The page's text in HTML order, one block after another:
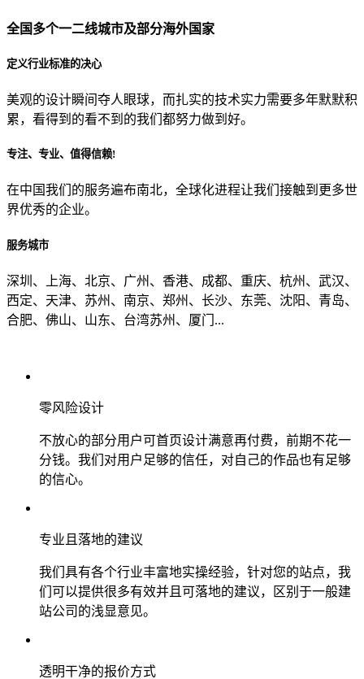
贵公司的团队规模是？
目前主要的营销渠道是？
全国多个一二线城市及部分海外国家
定义行业标准的决心
美观的设计瞬间夺人眼球，而扎实的技术实力需要多年默默积
累，看得到的看不到的我们都努力做到好。
专注、专业、值得信赖!
在中国我们的服务遍布南北，全球化进程让我们接触到更多世
界优秀的企业。
服务城市
深圳、上海、北京、广州、香港、成都、重庆、杭州、武汉、
西定、天津、苏州、南京、郑州、长沙、东莞、沈阳、青岛、
合肥、佛山、山东、台湾苏州、厦门...
零风险设计
不放心的部分用户可首页设计满意再付费，前期不花一
分钱。我们对用户足够的信任，对自己的作品也有足够
的信心。
专业且落地的建议
我们具有各个行业丰富地实操经验，针对您的站点，我
们可以提供很多有效并且可落地的建议，区别于一般建
站公司的浅显意见。
透明干净的报价方式